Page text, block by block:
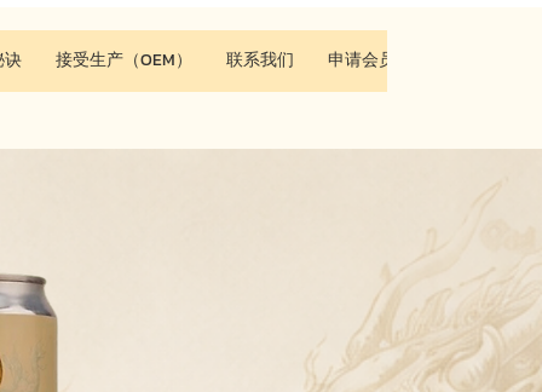
诀 接受生产（OEM） 联系我们 申请会员资格